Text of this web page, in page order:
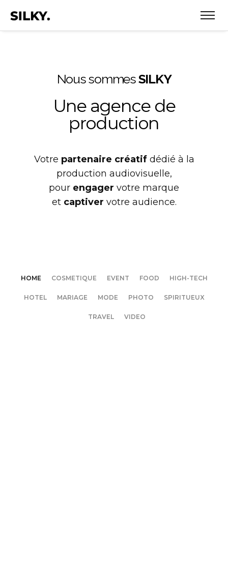
Nous sommesSILKY
Une agence de
production
Votre partenaire créatifdédié à la
production audiovisuelle,
pour engager votre marque
et captiver votre audience.
HOME COSMETIQUE EVENT FOOD HIGH-TECH
HOTEL MARIAGE MODE PHOTO SPIRITUEUX
TRAVEL VIDEO